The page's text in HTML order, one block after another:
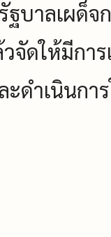
ฐบาลเผด็
จัดให้มีกา
ะดำเนินก